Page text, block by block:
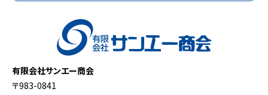
有限会社サンエー商会
〒983-0841